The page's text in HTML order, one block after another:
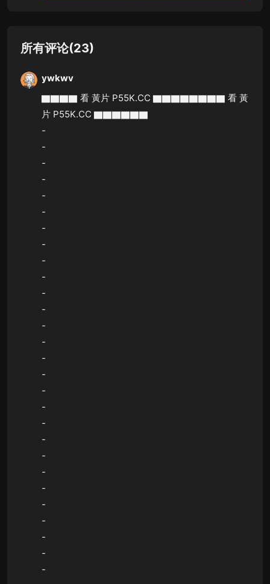
所有评论(23)
ywkwv
▇▇▇▇ 看 黃片 P55K.CC ▇▇▇▇▇▇▇▇ 看 黃
片 P55K.CC ▇▇▇▇▇▇
-
-
-
-
-
-
-
-
-
-
-
-
-
-
-
-
-
-
-
-
-
-
-
-
-
-
-
-